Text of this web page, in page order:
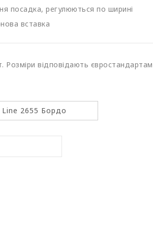
посадка, регулюються по ширині
вставка
Розміри відповідають